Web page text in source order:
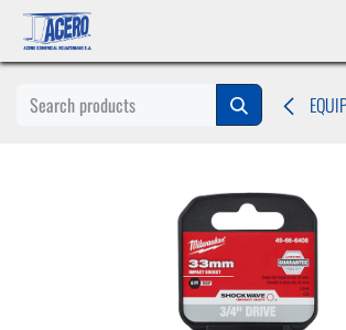
Ir al contenido